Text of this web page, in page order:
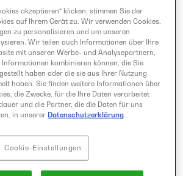
akzeptieren“ klicken, stimmen Sie der
auf Ihrem Gerät zu. Wir verwenden Cookies,
zu personalisieren und um unseren
Wir teilen auch Informationen über Ihre
mit unseren Werbe- und Analysepartnern,
kombinieren können, die Sie
haben oder die sie aus Ihrer Nutzung
haben. Sie finden weitere Informationen über
die Zwecke, für die Ihre Daten verarbeitet
und die Partner, die die Daten für uns
in unserer Datenschutzerklärung
Cookie-Einstellungen